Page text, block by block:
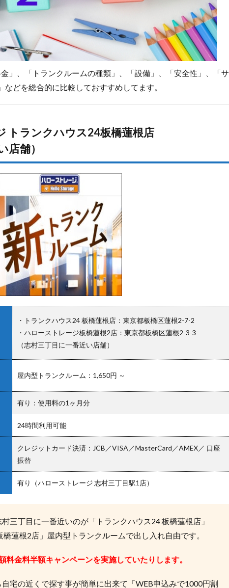
2.2
2位：
minikura（ミ
ニクラ）＿
志村三丁目
2.3
3位：
キュ
ラー
村
店
（志
村三
丁目
番近
い店
舗）
2.4
4位：
加瀬
倉庫
トラ
ンク
ルー
ム 板
橋区
坂下
店
村三
丁目
に一
2.5
サマ
リー
村三
丁目
6位：
ノス
」、「トランクルームの種類」、「設備」、「安全性」、「サ
などを総合的に比較しておすすめしてます。
トランクハウス24板橋蓮根店
店舗）
・トランクハウス24 板橋蓮根店：東京都板橋区蓮根2-7-2
・ハローストレージ板橋蓮根2店：東京都板橋区蓮根2-3-3
（志村三丁目に一番近い店舗）
屋内型トランクルーム：1,650円 ～
有り：使用料の1ヶ月分
24時間利用可能
クレジットカード決済：JCB／VISA／MasterCard／AMEX／ 口座
振替
有り（ハローストレージ 志村三丁目駅1店）
村三丁目に一番近いのが「トランクハウス24 板橋蓮根店」
橋蓮根2店」屋内型トランクルームで出し入れ自由です。
料金料半額キャンペーンを実施していたりします。
宅の近くで探す事が簡単に出来て「WEB申込みで1000円割